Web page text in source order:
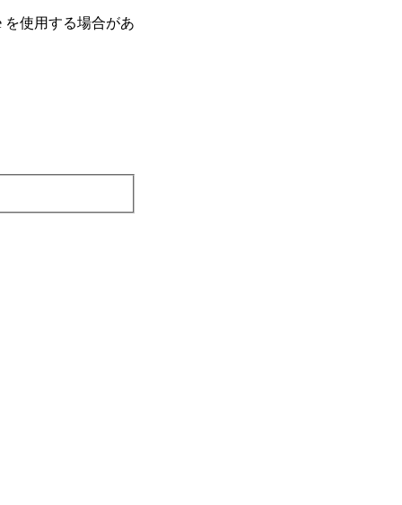
使⽤する場合があ